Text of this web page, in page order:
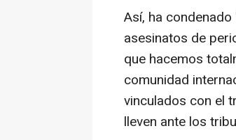
Así, ha
asesinatos de
que hacemos
comunidad
vinculados con el
lleven ante los